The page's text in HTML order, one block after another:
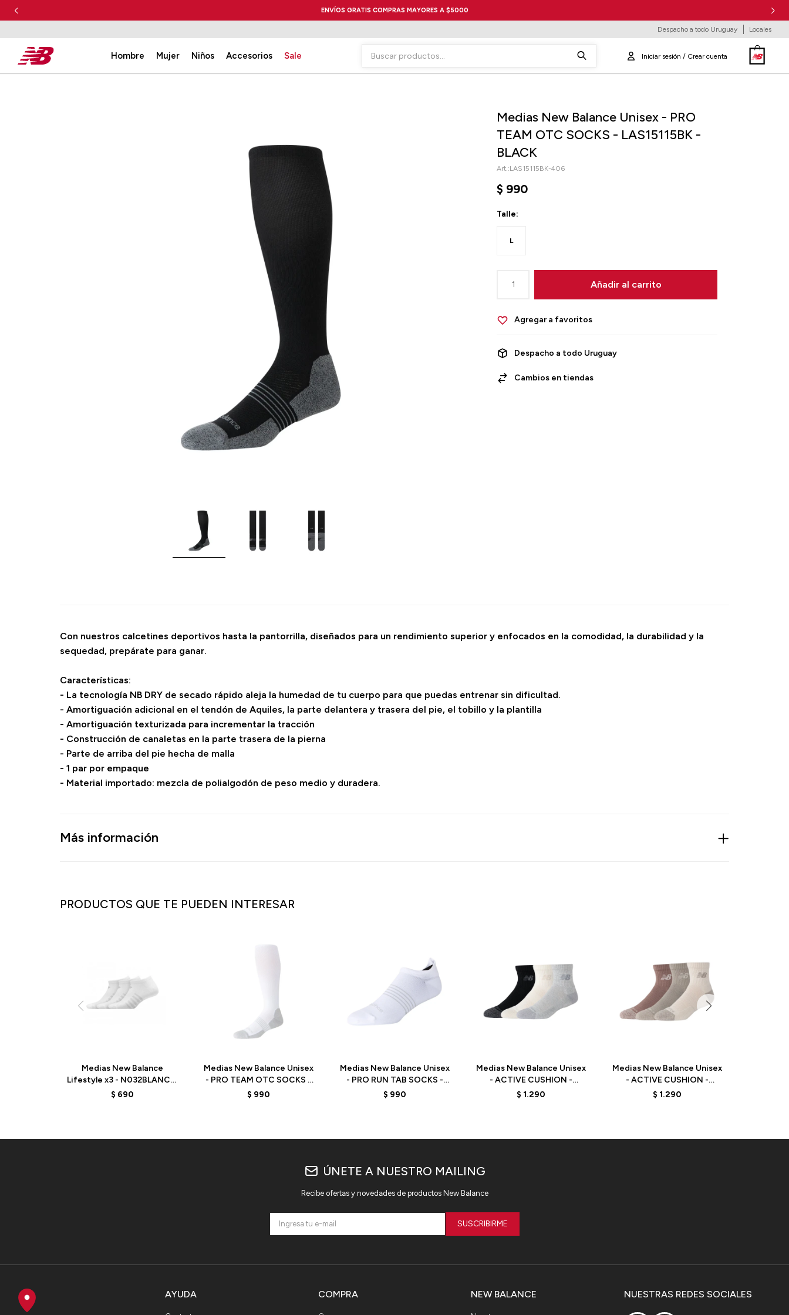
ENVÍOS GRATIS COMPRAS MAYORES A $5000
Hombre Mujer Niños Accesorios Sale
Despacho a todo Uruguay Locales
Medias New Balance Unisex - PRO
TEAM OTC SOCKS - LAS15115BK -
BLACK
LAS15115BK-406
$ 990
Talle:
L
1 Añadir al carrito
Despacho a todo Uruguay
Cambios en tiendas
Con nuestros calcetines deportivos hasta la pantorrilla, diseñados para un rendimiento superior y enfocados en la comodidad, la durabilidad y la
sequedad, prepárate para ganar.
Características:
- La tecnología NB DRY de secado rápido aleja la humedad de tu cuerpo para que puedas entrenar sin dificultad.
- Amortiguación adicional en el tendón de Aquiles, la parte delantera y trasera del pie, el tobillo y la plantilla
- Amortiguación texturizada para incrementar la tracción
- Construcción de canaletas en la parte trasera de la pierna
- Parte de arriba del pie hecha de malla
- 1 par por empaque
- Material importado: mezcla de polialgodón de peso medio y duradera.
Más información
PRODUCTOS QUE TE PUEDEN INTERESAR
Medias New Balance
Lifestyle x3 - N032BLANCO
- BLANCO
$ 690
Medias New Balance Unisex
- PRO TEAM OTC SOCKS -
LAS15115WT - WHITE
$ 990
Medias New Balance Unisex
- PRO RUN TAB SOCKS -
LAS15107WT - WHITE
$ 990
Medias New Balance Unisex
- ACTIVE CUSHION -
LAS35204AS1 -
$ 1.290
Medias New Balance Unisex
- ACTIVE CUSHION -
LAS35204AS -
$ 1.290
AYUDA NEW BALANCE
COMPRA NUESTRAS REDES SOCIALES
ÚNETE A NUESTRO MAILING
Recibe ofertas y novedades de productos New Balance
SUSCRIBIRME